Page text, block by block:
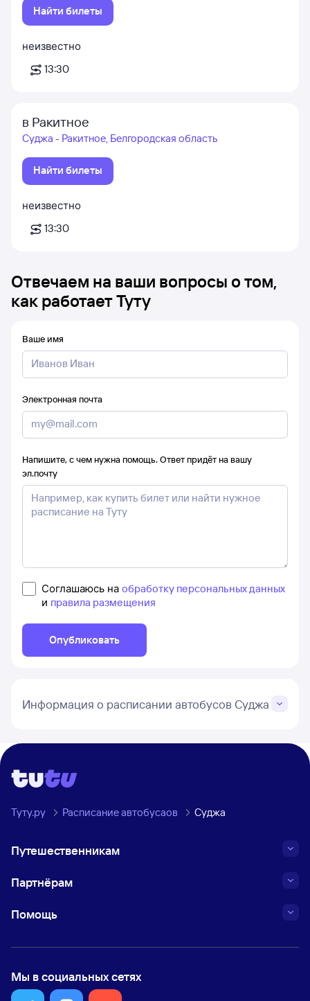
Найти билеты
неизвестно
13:30
в Ракитное
Суджа - Ракитное, Белгородская область
Найти билеты
неизвестно
13:30
Отвечаем на ваши вопросы о том,
как работает Туту
Ваше имя
Электронная почта
Напишите, с чем нужна помощь. Ответ придёт на вашу
эл.почту
Соглашаюсь на обработку персональных данных
и правила размещения
Опубликовать
Информация о расписании автобусов Суджа
Туту.ру Расписание автобусаов Суджа
Путешественникам
Партнёрам
Помощь
Мы в социальных сетях